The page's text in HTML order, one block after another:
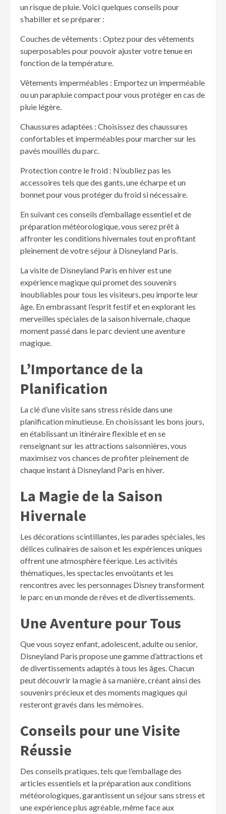
un risque de pluie. Voici quelques conseils pour
s’habiller et se préparer :
Couches de vêtements : Optez pour des vêtements
superposables pour pouvoir ajuster votre tenue en
fonction de la température.
Vêtements imperméables : Emportez un imperméable
ou un parapluie compact pour vous protéger en cas de
pluie légère.
Chaussures adaptées : Choisissez des chaussures
confortables et imperméables pour marcher sur les
pavés mouillés du parc.
Protection contre le froid : N’oubliez pas les
accessoires tels que des gants, une écharpe et un
bonnet pour vous protéger du froid si nécessaire.
En suivant ces conseils d’emballage essentiel et de
préparation météorologique, vous serez prêt à
affronter les conditions hivernales tout en profitant
pleinement de votre séjour à Disneyland Paris.
La visite de Disneyland Paris en hiver est une
expérience magique qui promet des souvenirs
inoubliables pour tous les visiteurs, peu importe leur
âge. En embrassant l’esprit festif et en explorant les
merveilles spéciales de la saison hivernale, chaque
moment passé dans le parc devient une aventure
magique.
L’Importance de la
Planification
La clé d’une visite sans stress réside dans une
planification minutieuse. En choisissant les bons jours,
en établissant un itinéraire flexible et en se
renseignant sur les attractions saisonnières, vous
maximisez vos chances de profiter pleinement de
chaque instant à Disneyland Paris en hiver.
La Magie de la Saison
Hivernale
Les décorations scintillantes, les parades spéciales, les
délices culinaires de saison et les expériences uniques
offrent une atmosphère féerique. Les activités
thématiques, les spectacles envoûtants et les
rencontres avec les personnages Disney transforment
le parc en un monde de rêves et de divertissements.
Une Aventure pour Tous
Que vous soyez enfant, adolescent, adulte ou senior,
Disneyland Paris propose une gamme d’attractions et
de divertissements adaptés à tous les âges. Chacun
peut découvrir la magie à sa manière, créant ainsi des
souvenirs précieux et des moments magiques qui
resteront gravés dans les mémoires.
Conseils pour une Visite
Réussie
Des conseils pratiques, tels que l’emballage des
articles essentiels et la préparation aux conditions
météorologiques, garantissent un séjour sans stress et
une expérience plus agréable, même face aux